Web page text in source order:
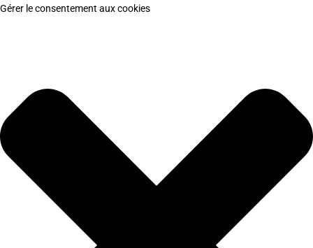
Gérer le consentement aux cookies